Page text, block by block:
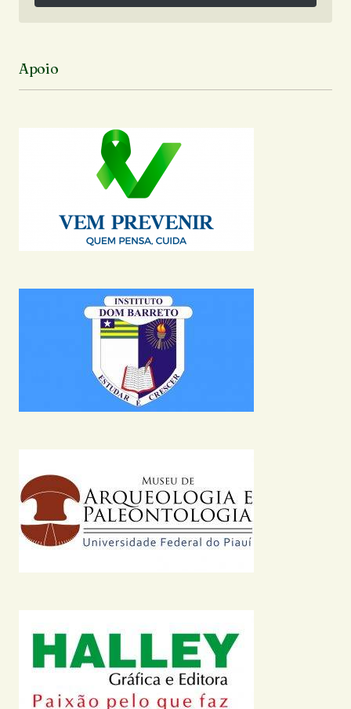
Siga no Instagram
Apoio